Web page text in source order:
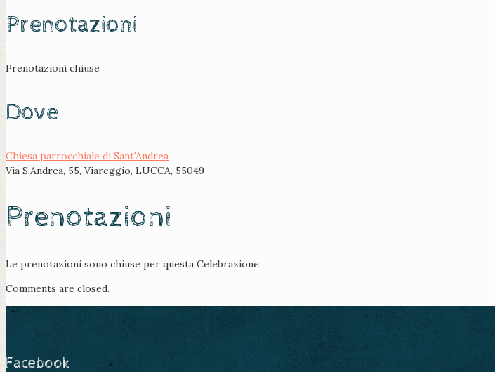
Prenotazioni
Prenotazioni chiuse
Dove
Chiesa parrocchiale di Sant'Andrea
Via S.Andrea, 55, Viareggio, LUCCA, 55049
Prenotazioni
Le prenotazioni sono chiuse per questa Celebrazione.
Comments are closed.
Facebook